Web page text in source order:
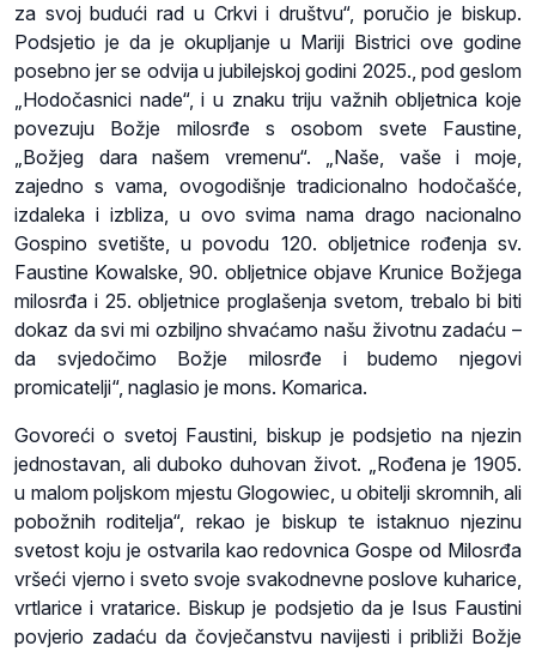
za svoj budući rad u Crkvi i društvu“, poručio je biskup.
Podsjetio je da je okupljanje u Mariji Bistrici ove godine
posebno jer se odvija u jubilejskoj godini 2025., pod geslom
„Hodočasnici nade“, i u znaku triju važnih obljetnica koje
povezuju Božje milosrđe s osobom svete Faustine,
„Božjeg dara našem vremenu“. „Naše, vaše i moje,
zajedno s vama, ovogodišnje tradicionalno hodočašće,
izdaleka i izbliza, u ovo svima nama drago nacionalno
Gospino svetište, u povodu 120. obljetnice rođenja sv.
Faustine Kowalske, 90. obljetnice objave Krunice Božjega
milosrđa i 25. obljetnice proglašenja svetom, trebalo bi biti
dokaz da svi mi ozbiljno shvaćamo našu životnu zadaću –
da svjedočimo Božje milosrđe i budemo njegovi
promicatelji“, naglasio je mons. Komarica.
Govoreći o svetoj Faustini, biskup je podsjetio na njezin
jednostavan, ali duboko duhovan život. „Rođena je 1905.
u malom poljskom mjestu Glogowiec, u obitelji skromnih, ali
pobožnih roditelja“, rekao je biskup te istaknuo njezinu
svetost koju je ostvarila kao redovnica Gospe od Milosrđa
vršeći vjerno i sveto svoje svakodnevne poslove kuharice,
vrtlarice i vratarice. Biskup je podsjetio da je Isus Faustini
povjerio zadaću da čovječanstvu navijesti i približi Božje